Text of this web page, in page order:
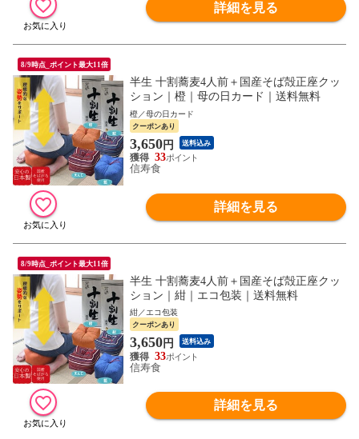
詳細を見る
8/9時点_ポイント最大11倍
半生 十割蕎麦4人前＋国産そば殻正座クッ
ション｜橙｜母の日カード｜送料無料
橙／母の日カード
クーポンあり
3,650円 送料込み
33
信寿食
詳細を見る
8/9時点_ポイント最大11倍
半生 十割蕎麦4人前＋国産そば殻正座クッ
ション｜紺｜エコ包装｜送料無料
紺／エコ包装
クーポンあり
3,650円 送料込み
33
信寿食
詳細を見る